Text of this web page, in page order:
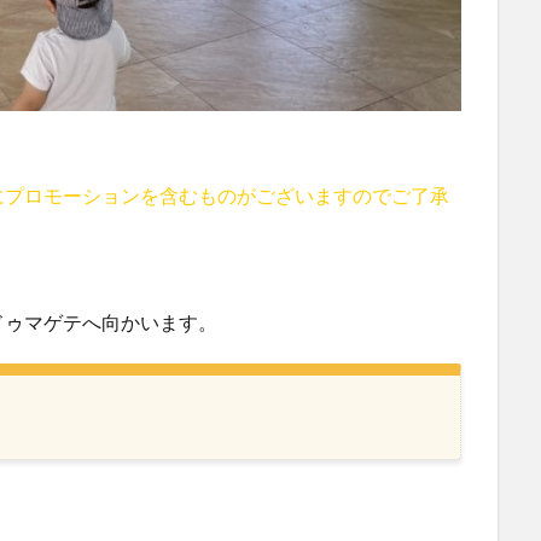
ロモーションを含むものがございますのでご了承
マゲテへ向かいます。